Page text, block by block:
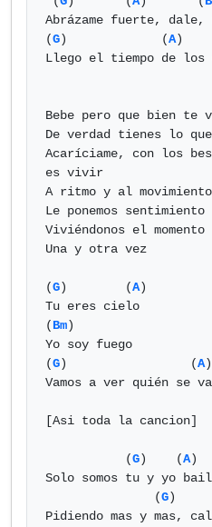
Abrázame fuerte, dale,
(G)             (A)
Llego el tiempo de los
Bebe pero que bien te
De verdad tienes lo
Acaríciame, con los
es vivir
A ritmo y al movimiento
Le ponemos sentimiento
Viviéndonos el momento
Una y otra vez
(G)        (A)
Tu eres cielo
(Bm)
Yo soy fuego
(G)                 (A
Vamos a ver quién se
[Asi toda la cancion]
           (
G)    (A)
Solo somos tu y yo
               (
G)
Pidiendo mas y mas,